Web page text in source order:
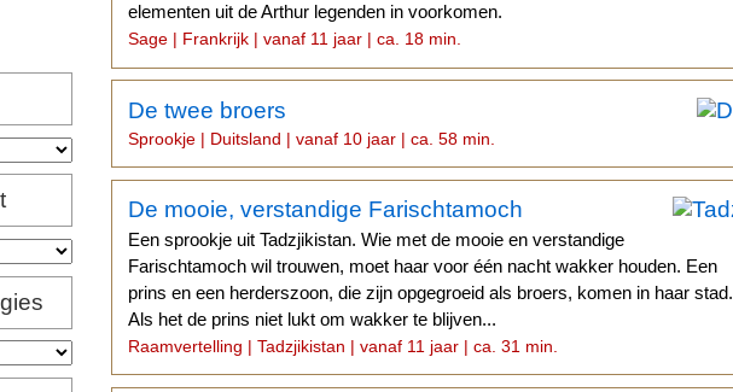
elementen uit de Arthur legenden in voorkomen.
Sage | Frankrijk | vanaf 11 jaar | ca. 18 min.
De twee broers
Sprookje | Duitsland | vanaf 10 jaar | ca. 58 min.
De mooie, verstandige Farischtamoch
Een sprookje uit Tadzjikistan. Wie met de mooie en verstandige
Farischtamoch wil trouwen, moet haar voor één nacht wakker houden. Een
prins en een herderszoon, die zijn opgegroeid als broers, komen in haar stad.
Als het de prins niet lukt om wakker te blijven...
Raamvertelling | Tadzjikistan | vanaf 11 jaar | ca. 31 min.